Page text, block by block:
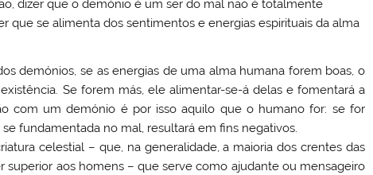
dizer que o demónio é um ser do mal não é totalmente
que se alimenta dos sentimentos e energias espirituais da alma
demónios, se as energias de uma alma humana forem boas, o
Se forem más, ele alimentar-se-á delas e fomentará a
com um demónio é por isso aquilo que o humano for: se for
fundamentada no mal, resultará em fins negativos.
celestial – que, na generalidade, a maioria dos crentes das
superior aos homens – que serve como ajudante ou mensageiro